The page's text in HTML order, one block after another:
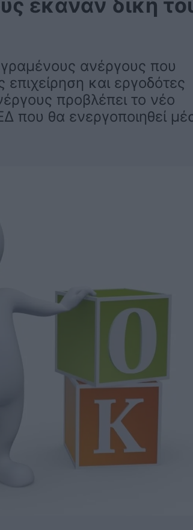
έκαναν δική
ανέργους που
και εργοδότες
προβλέπει το νέο
που θα ενεργοποιηθεί